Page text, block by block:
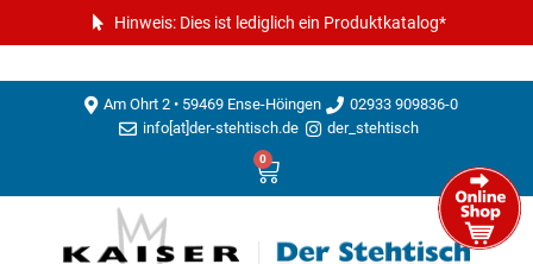
Hinweis: Dies ist lediglich ein Produktkatalog*
Am Ohrt 2 • 59469 Ense-Höingen
02933 909836-0
info[at]der-stehtisch.de
der_stehtisch
0